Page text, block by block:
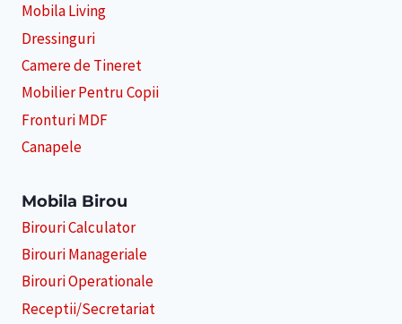
Mobila Living
Dressinguri
Camere de Tineret
Mobilier Pentru Copii
Fronturi MDF
Canapele
Mobila Birou
Birouri Calculator
Birouri Manageriale
Birouri Operationale
Receptii/Secretariat